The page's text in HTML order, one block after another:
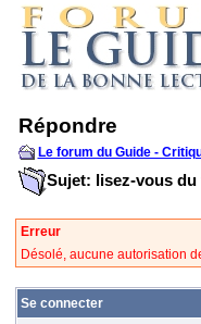
Répondre
Le forum du Guide -
Sujet: lisez-vous du
Erreur
Désolé, aucune autorisation
Se connecter